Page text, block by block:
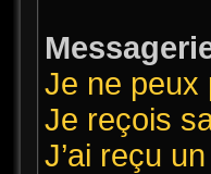
Je ne peux
Je reçois
J’ai reçu